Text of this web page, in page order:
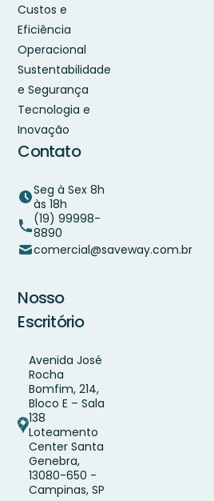
Custos e
Eficiência
Operacional
Sustentabilidade
e Segurança
Tecnologia e
Inovação
Contato
Seg à Sex 8h
às 18h
(19) 99998-
8890
comercial@saveway.com.br
Nosso
Escritório
Avenida José
Rocha
Bomfim, 214,
Bloco E – Sala
138
Loteamento
Center Santa
Genebra,
13080-650 -
Campinas, SP